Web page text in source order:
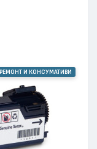
РЕМОНТ И КОНСУМАТИВИ